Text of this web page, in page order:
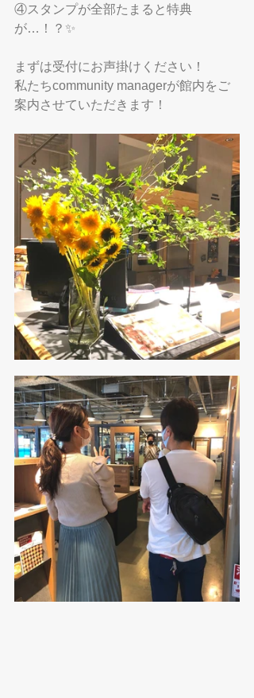
④スタンプが全部たまると特典
が…！？✨
まずは受付にお声掛けください！
私たちcommunity managerが館内をご
案内させていただきます！